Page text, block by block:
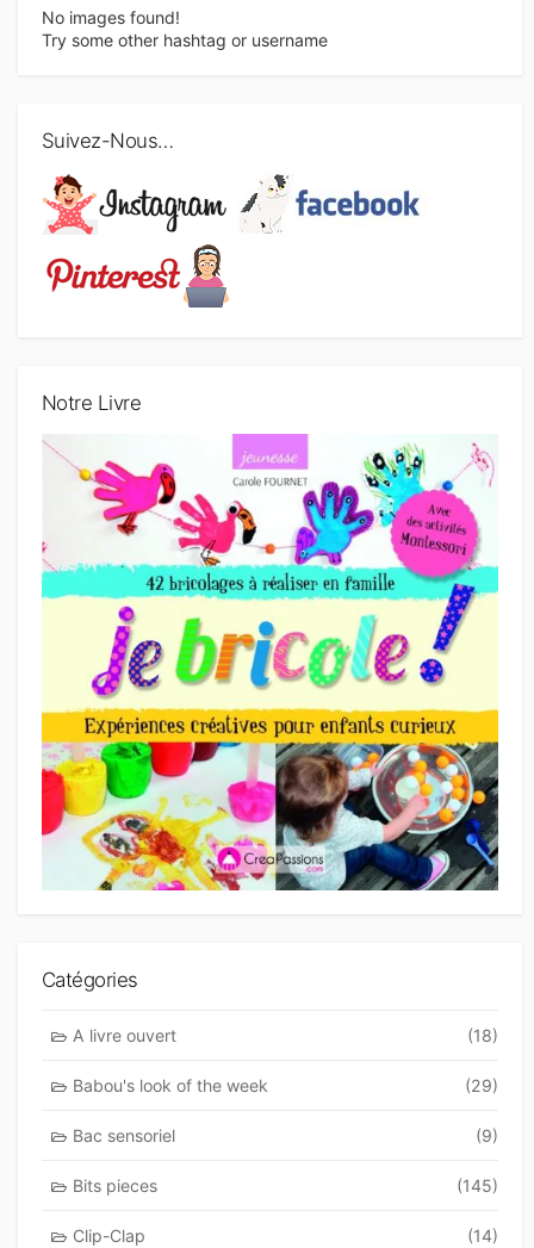
No images found!
Try some other hashtag or username
Suivez-Nous…
Notre Livre
Catégories
A livre ouvert (18)
Babou's look of the week (29)
Bac sensoriel (9)
Bits pieces (145)
Clip-Clap (14)